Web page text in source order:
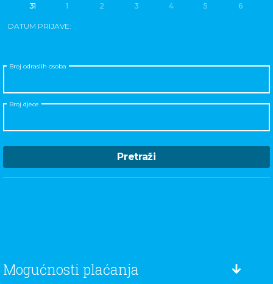
31 1 2 3 4 5 6
DATUM PRIJAVE:
Broj odraslih osoba
Broj djece
Pretraži
Mogućnosti plaćanja